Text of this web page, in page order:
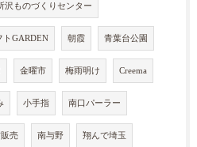
沢ものづくりセンター
トGARDEN 朝霞 青葉台公園
金曜市 梅雨明け Creema
小手指 南口パーラー
売 南与野 翔んで埼玉